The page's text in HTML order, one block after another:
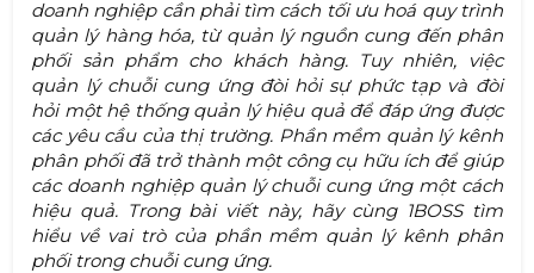
doanh nghiệp cần phải tìm cách tối ưu hoá quy trình
quản lý hàng hóa, từ quản lý nguồn cung đến phân
phối sản phẩm cho khách hàng. Tuy nhiên, việc
quản lý chuỗi cung ứng đòi hỏi sự phức tạp và đòi
hỏi một hệ thống quản lý hiệu quả để đáp ứng được
các yêu cầu của thị trường. Phần mềm quản lý kênh
phân phối đã trở thành một công cụ hữu ích để giúp
các doanh nghiệp quản lý chuỗi cung ứng một cách
hiệu quả. Trong bài viết này, hãy cùng 1BOSS tìm
hiểu về vai trò của phần mềm quản lý kênh phân
phối trong chuỗi cung ứng.